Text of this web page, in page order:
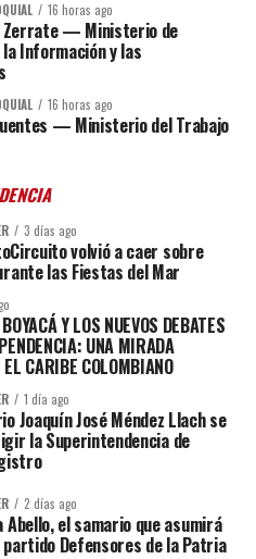
16 horas ago
Zerrate — Ministerio de
Información y las
16 horas ago
— Ministerio del Trabajo
3 días ago
volvió a caer sobre
las Fiestas del Mar
Y LOS NUEVOS DEBATES
UNA MIRADA
CARIBE COLOMBIANO
1 día ago
Joaquín José Méndez Llach se
la Superintendencia de
2 días ago
Abello, el samario que asumirá
Defensores de la Patria